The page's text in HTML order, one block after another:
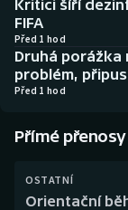
Biatlon
Boby a
Curling
Dostihy
Aplikace ČT
AZ kvíz
Kritici šíří
FIFA
Před 1 hod
Druhá
problém,
Před 1 hod
Přímé přenosy
OSTATNÍ
Orientační